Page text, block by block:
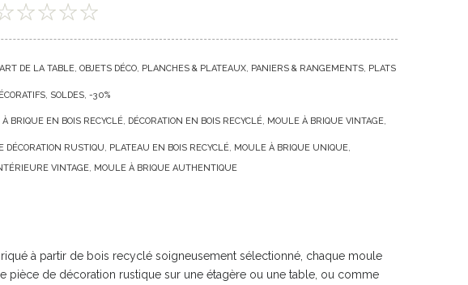
ART DE LA TABLE OBJETS DÉCO PLANCHES & PLATEAUX PANIERS & RANGEMENTS PLATS
SOLDES -30%
BRIQUE EN BOIS RECYCLÉ DÉCORATION EN BOIS RECYCLÉ MOULE À BRIQUE VINTAGE
DÉCORATION RUSTIQU PLATEAU EN BOIS RECYCLÉ MOULE À BRIQUE UNIQUE
VINTAGE MOULE À BRIQUE AUTHENTIQUE
à partir de bois recyclé soigneusement sélectionné, chaque moule
pièce de décoration rustique sur une étagère ou une table, ou comme